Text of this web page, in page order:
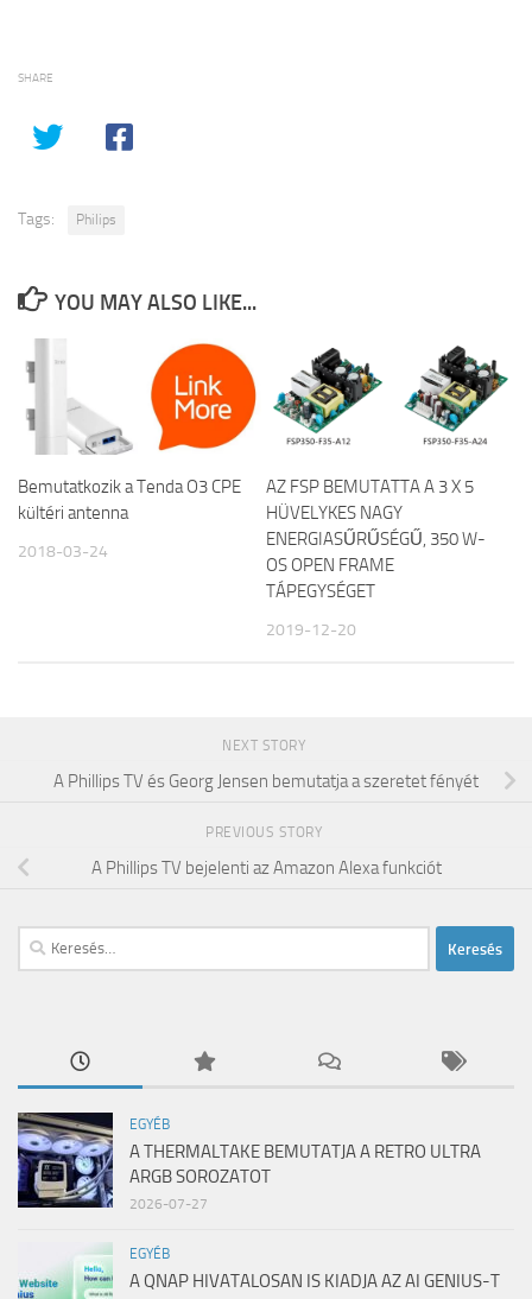
SHARE
Tags: Philips
YOU MAY ALSO LIKE...
Bemutatkozik a Tenda O3 CPE
kültéri antenna
2018-03-24
AZ FSP BEMUTATTA A 3 X 5
HÜVELYKES NAGY
ENERGIASŰRŰSÉGŰ, 350 W-
OS OPEN FRAME
TÁPEGYSÉGET
2019-12-20
NEXT STORY
A Phillips TV és Georg Jensen bemutatja a szeretet fényét
PREVIOUS STORY
A Phillips TV bejelenti az Amazon Alexa funkciót
Keresés:
EGYÉB
A THERMALTAKE BEMUTATJA A RETRO ULTRA
ARGB SOROZATOT
2026-07-27
EGYÉB
A QNAP HIVATALOSAN IS KIADJA AZ AI GENIUS-T